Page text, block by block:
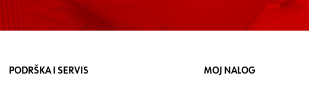
PODRŠKA I SERVIS MOJ NALOG